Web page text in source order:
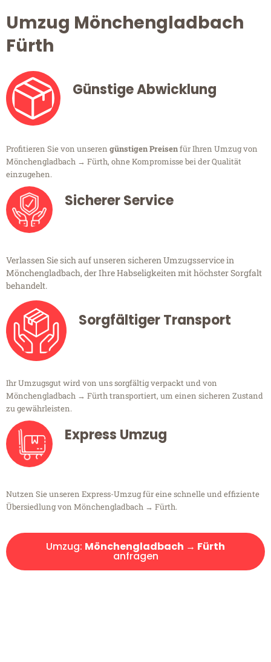
Umzug Mönchengladbach
Fürth
Günstige Abwicklung
Profitieren Sie von unseren günstigen Preisenfür Ihren Umzug von
Mönchengladbach → Fürth, ohne Kompromisse bei der Qualität
einzugehen.
Sicherer Service
Verlassen Sie sich auf unseren sicheren Umzugsservice in
Mönchengladbach, der Ihre Habseligkeiten mit höchster Sorgfalt
behandelt.
Sorgfältiger Transport
Ihr Umzugsgut wird von uns sorgfältig verpackt und von
Mönchengladbach → Fürth transportiert, um einen sicheren Zustand
zu gewährleisten.
Express Umzug
Nutzen Sie unseren Express-Umzug für eine schnelle und effiziente
Übersiedlung von Mönchengladbach → Fürth.
Umzug: Mönchengladbach → Fürth
anfragen